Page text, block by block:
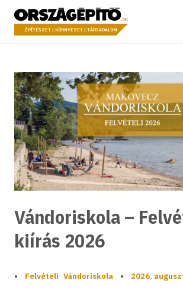
a tartalomhoz
Országépítő
ÉPÍTÉSZET | KÖRNYEZET | TÁRSADALOM
Vándoriskola –
kiírás 2026
• Felvételi Vándoriskola • 2026.